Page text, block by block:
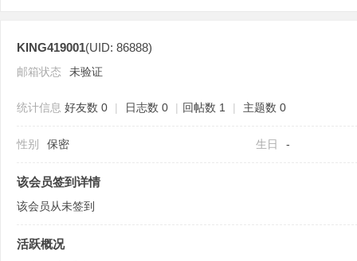
KING419001(UID: 86888)
邮箱状态 未验证
统计信息 好友数 0 | 日志数 0 | 回帖数 1 | 主题数 0
性别 保密 生日 -
该会员签到详情
该会员从未签到
活跃概况